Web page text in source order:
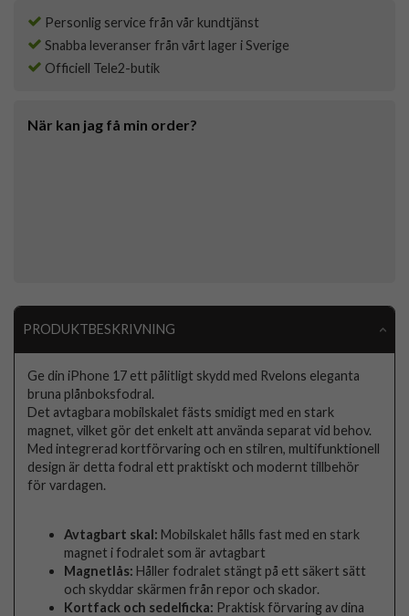
Personlig service från vår kundtjänst
Snabba leveranser från vårt lager i Sverige
Officiell Tele2-butik
När kan jag få min order?
PRODUKTBESKRIVNING
Ge din iPhone 17 ett pålitligt skydd med Rvelons eleganta
bruna plånboksfodral.
Det avtagbara mobilskalet fästs smidigt med en stark
magnet, vilket gör det enkelt att använda separat vid behov.
Med integrerad kortförvaring och en stilren, multifunktionell
design är detta fodral ett praktiskt och modernt tillbehör
för vardagen.
Avtagbart skal: Mobilskalet hålls fast med en stark
magnet i fodralet som är avtagbart
Magnetlås: Håller fodralet stängt på ett säkert sätt
och skyddar skärmen från repor och skador.
Kortfack och sedelficka: Praktisk förvaring av dina